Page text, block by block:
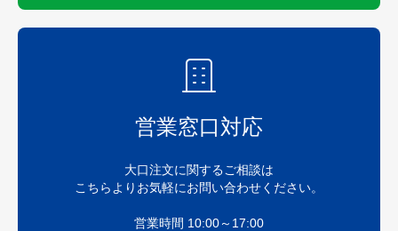
営業窓口対応
大口注文に関するご相談は
こちらよりお気軽にお問い合わせください。
営業時間 10:00～17:00